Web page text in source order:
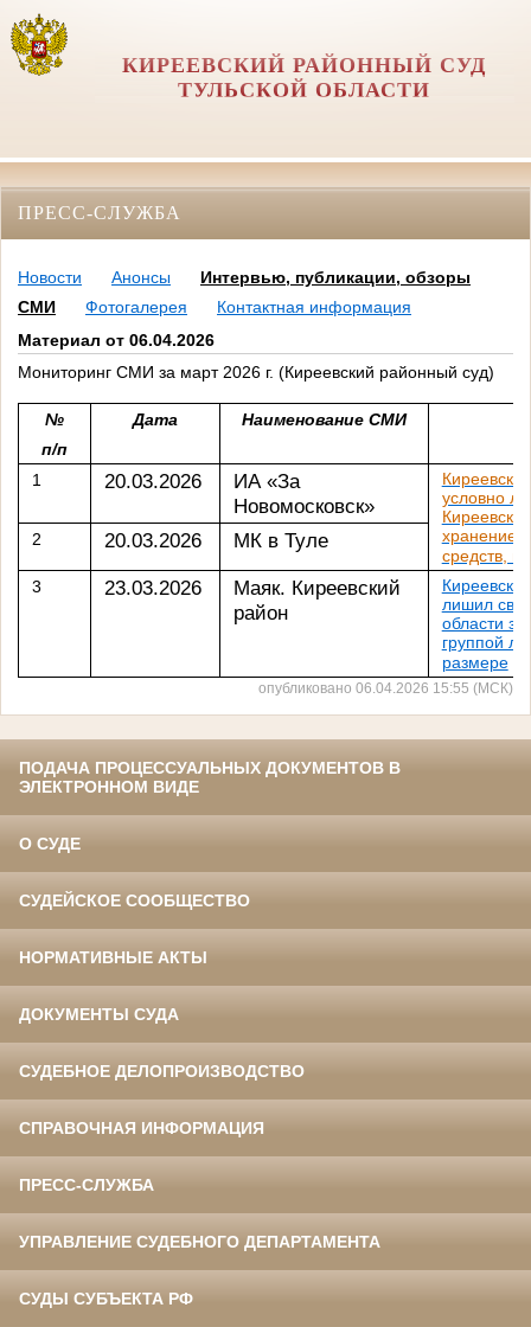
КИРЕЕВСКИЙ РАЙОННЫЙ СУД
ТУЛЬСКОЙ ОБЛАСТИ
ПРЕСС-СЛУЖБА
Новости Анонсы
Интервью, публикации, обзоры
СМИ
Фотогалерея
Контактная информация
Материал от 06.04.2026
Мониторинг СМИ за март 2026 г. (Киреевский районный суд)
№
п/п
Дата Наименование СМИ
1 20.03.2026
ИА «За
Новомосковск»
условно
Киреевска
хранение
средств, в
2 20.03.2026 МК в Туле
3 23.03.2026
Маяк. Киреевский
район
лишил
области
группой
размере
опубликовано 06.04.2026 15:55 (МСК)
ПОДАЧА ПРОЦЕССУАЛЬНЫХ ДОКУМЕНТОВ В
ЭЛЕКТРОННОМ ВИДЕ
О СУДЕ
СУДЕЙСКОЕ СООБЩЕСТВО
НОРМАТИВНЫЕ АКТЫ
ДОКУМЕНТЫ СУДА
СУДЕБНОЕ ДЕЛОПРОИЗВОДСТВО
СПРАВОЧНАЯ ИНФОРМАЦИЯ
ПРЕСС-СЛУЖБА
УПРАВЛЕНИЕ СУДЕБНОГО ДЕПАРТАМЕНТА
СУДЫ СУБЪЕКТА РФ